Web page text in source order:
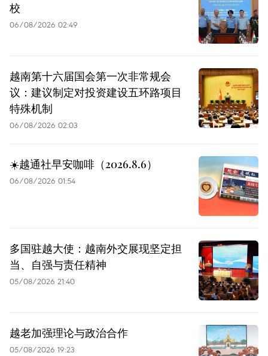
校
06/08/2026 02:49
越南第十六届国会第一次非常规会
议：建议制定对投资建设五环路项目
特殊机制
06/08/2026 02:03
☀️越通社早安咖啡（2026.8.6）
06/08/2026 01:54
多国驻越大使：越南外交展现坚定担
当、自强与责任精神
05/08/2026 21:40
越老加强理论与政治合作
05/08/2026 19:23